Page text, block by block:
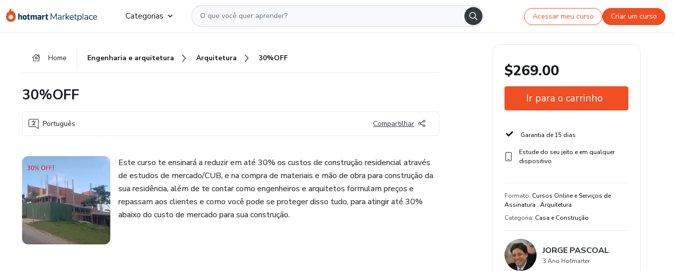
para
para
para
Categorias Acessar meu curso Criar um curso
Home Engenharia e arquitetura Arquitetura 30%OFF
30%OFF
Português Compartilhar
Este curso te ensinará a reduzir em até 30% os custos de construção residencial através
de estudos de mercado/CUB, e na compra de materiais e mão de obra para construção da
sua residência, além de te contar como engenheiros e arquitetos formulam preços e
repassam aos clientes e como você pode se proteger disso tudo, para atingir até 30%
abaixo do custo de mercado para sua construção.
$269.00
Ir para o carrinho
Garantia de 15 dias
Estude do seu jeito e em qualquer
dispositivo
Formato: Cursos Online e Serviços de
Assinatura . Arquitetura
Categoria: Casa e Construção
JORGE PASCOAL
3 Ano Hotmarter